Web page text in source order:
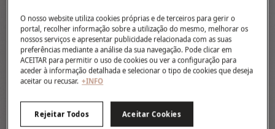
O nosso website utiliza cookies próprias e de terceiros para gerir o
portal, recolher informação sobre a utilização do mesmo, melhorar os
nossos serviços e apresentar publicidade relacionada com as suas
preferências mediante a análise da sua navegação. Pode clicar em
ACEITAR para permitir o uso de cookies ou ver a configuração para
aceder à informação detalhada e selecionar o tipo de cookies que deseja
aceitar ou recusar. +INFO
Rejeitar Todos Aceitar Cookies